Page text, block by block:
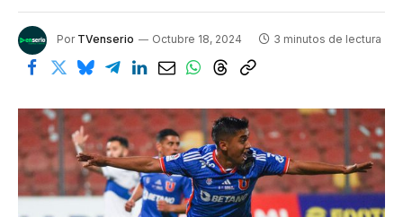
Por TVenserio Octubre 18, 2024 3 minutos de lectura